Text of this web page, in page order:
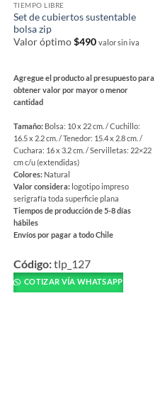
TIEMPO LIBRE
Set de cubiertos sustentable
bolsa zip
Valor óptimo$490 valor sin iva
Agregue el producto al presupuesto para
obtener valor por mayor o menor
cantidad
Tamaño: Bolsa: 10 x 22 cm. / Cuchillo:
16.5 x 2.2 cm. / Tenedor: 15.4 x 2.8 cm. /
Cuchara: 16 x 3.2 cm. / Servilletas: 22×22
cm c/u (extendidas)
Colores: Natural
Valor considera: logotipo impreso
serigrafía toda superficie plana
Tiempos de producción de 5-8 días
hábiles
Envíos por pagar a todo Chile
producto
tiene
múltiples
Código:tlp_127
COTIZAR VÍA WHATSAPP